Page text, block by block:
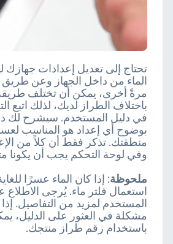
تحتاج إلى تعديل إعدادات
الماء من داخل الجهاز وعن طريق
مرةً أخرى، يمكن أن تختلف
باختلاف الطراز لديك، لذلك اتبع
في دليل المستخدم. سيشرح لك
بوضوح أي إعداد هو المناسب
منطقتك. تذكر فقط أن كلاً من
وفي لوحة التحكم يجب أن يكونا
ملحوظة: إذا كان الماء عسرًا
استعمال فلتر ماء. يُرجى الاطلاع
المستخدم لمزيد من التفاصيل.
مشكلة في العثور على الدليل،
باستخدام رقم طراز منتجك.